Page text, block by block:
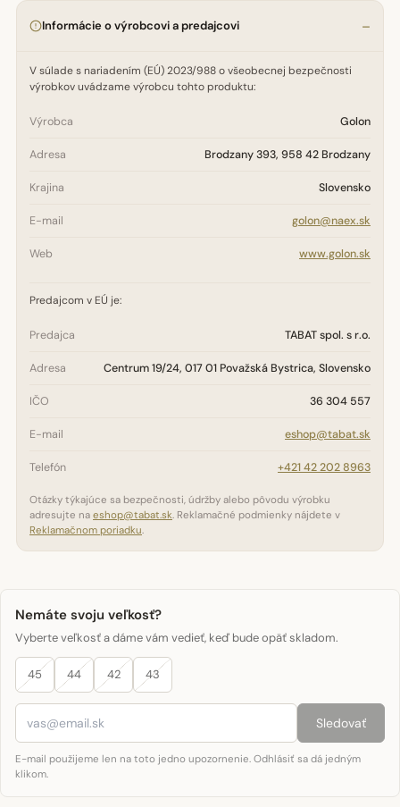
Informácie o výrobcovi a predajcovi
V súlade s nariadením (EÚ) 2023/988 o všeobecnej bezpečnosti
výrobkov uvádzame výrobcu tohto produktu:
Výrobca Golon
Adresa Brodzany 393, 958 42 Brodzany
Krajina Slovensko
E-mail golon@naex.sk
Web www.golon.sk
Predajcom v EÚ je:
Predajca TABAT spol. s r.o.
Adresa Centrum 19/24, 017 01 Považská Bystrica, Slovensko
IČO 36 304 557
E-mail eshop@tabat.sk
Telefón +421 42 202 8963
Otázky týkajúce sa bezpečnosti, údržby alebo pôvodu výrobku
adresujte na eshop@tabat.sk. Reklamačné podmienky nájdete v
Reklamačnom poriadku.
Nemáte svoju veľkosť?
Vyberte veľkosť a dáme vám vedieť, keď bude opäť skladom.
45 44 42 43
Sledovať
E-mail použijeme len na toto jedno upozornenie. Odhlásiť sa dá jedným
klikom.